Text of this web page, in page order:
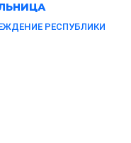
РЕСПУБЛИКИ